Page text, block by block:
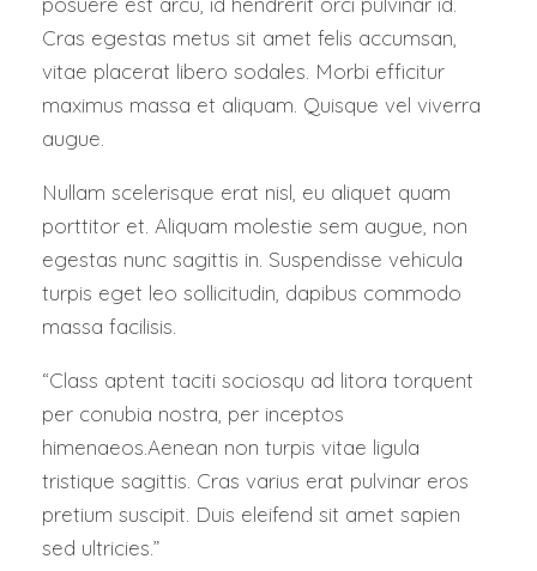
Cras egestas metus sit amet felis accumsan,
vitae placerat libero sodales. Morbi efficitur
maximus massa et aliquam. Quisque vel viverra
augue.
Nullam scelerisque erat nisl, eu aliquet quam
porttitor et. Aliquam molestie sem augue, non
egestas nunc sagittis in. Suspendisse vehicula
turpis eget leo sollicitudin, dapibus commodo
massa facilisis.
“Class aptent taciti sociosqu ad litora torquent
per conubia nostra, per inceptos
himenaeos.Aenean non turpis vitae ligula
tristique sagittis. Cras varius erat pulvinar eros
pretium suscipit. Duis eleifend sit amet sapien
sed ultricies.”